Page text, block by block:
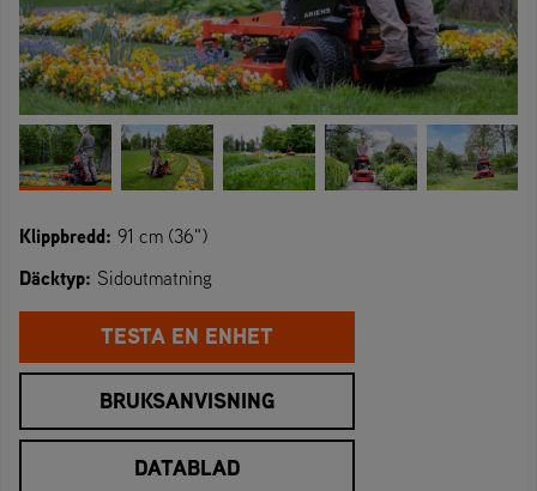
TESTA EN ENHET
BRUKSANVISNING
DATABLAD
Klippbredd: 91 cm (36")
Däcktyp: Sidoutmatning